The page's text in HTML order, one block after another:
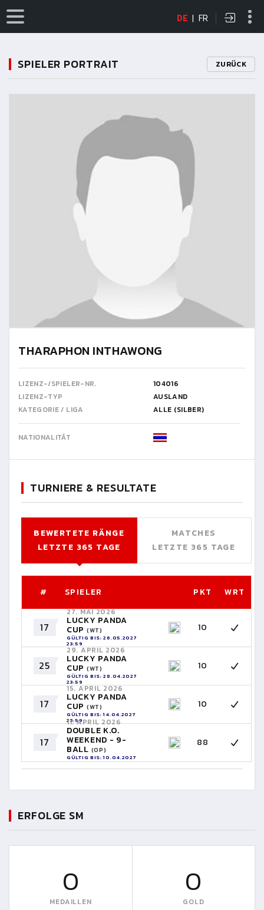
DE | FR
SPIELER PORTRAIT ZURÜCK
THARAPHON INTHAWONG
LIZENZ-/SPIELER-NR.
104016
LIZENZ-TYP
AUSLAND
KATEGORIE / LIGA
ALLE (SILBER)
NATIONALITÄT
TURNIERE & RESULTATE
BEWERTETE RÄNGE
LETZTE 365 TAGE
MATCHES
LETZTE 365 TAGE
# SPIELER PKT WRT
17
27. MAI 2026
LUCKY PANDA
CUP (WT)
GÜLTIG BIS: 26.05.2027
23:59
10
25
29. APRIL 2026
LUCKY PANDA
CUP (WT)
GÜLTIG BIS: 28.04.2027
23:59
10
17
15. APRIL 2026
LUCKY PANDA
CUP (WT)
GÜLTIG BIS: 14.04.2027
23:59
10
17
11. APRIL 2026
DOUBLE K.O.
WEEKEND - 9-
BALL (OP)
GÜLTIG BIS: 10.04.2027
23:59
88
ERFOLGE SM
0
MEDAILLEN
0
GOLD